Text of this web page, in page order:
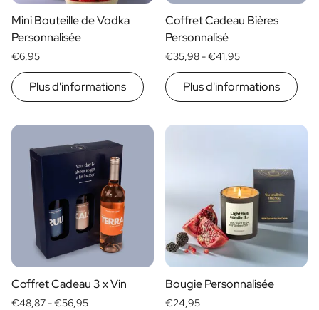
Cadeau Fête des Mères
Cadeau Fête des Pères
Cadeau Jour de la Secrétaire
Cadeau de noël
Cadeau de Nouvel An
Naissance
Cadeau Demande Marraine
Cadeau Demande Parrain
Cadeau Gender Reveal
Cadeau de Maternité
Sucre de Baptême Original
Mariage
Voulez-vous être mon Témoin ?
Cadeau de Demande en Mariage
Invitation au Mariage
Collecte Enterrement de Vie
Mini Bouteille de Vodka
Personnalisée
€6,95
Plus d'informations
Coffret Cadeau Bières
Personnalisé
€35,98 -€41,95
Plus d'informations
Coffret Cadeau 3 x Vin
€48,87 -€56,95
Bougie Personnalisée
€24,95